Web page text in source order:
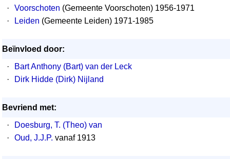
·
Voorschoten (Gemeente Voorschoten) 1956-1971
·
Leiden (Gemeente Leiden) 1971-1985
Beïnvloed door:
·
Bart Anthony (Bart) van der Leck
·
Dirk Hidde (Dirk) Nijland
Bevriend met:
·
Doesburg, T. (Theo) van
·
Oud, J.J.P. vanaf 1913